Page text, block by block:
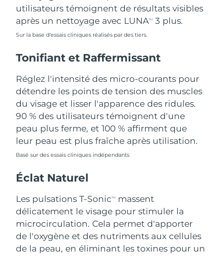
utilisateurs témoignent de résultats visibles
après un nettoyage avec LUNATM 3 plus.
Sur la base d'essais cliniques réalisés par des tiers.
Tonifiant et Raffermissant
Réglez l'intensité des micro-courants pour
détendre les points de tension des muscles
du visage et lisser l'apparence des ridules.
90 % des utilisateurs témoignent d'une
peau plus ferme, et 100 % affirment que
leur peau est plus fraîche après utilisation.
Basé sur des essais cliniques indépendants
Éclat Naturel
Les pulsations T-SonicTM
massent
délicatement le visage pour stimuler la
microcirculation. Cela permet d'apporter
de l'oxygène et des nutriments aux cellules
de la peau, en éliminant les toxines pour un
Philippines Livraison estimée
Porto Rico Livraison estimée8/14/26
Qatar Livraison estimée8/13/26
La Réunion Livraison estimée8/17/26
Russie
Arabie saoudite Livraison estimée
Singapour Livraison estimée
Slovaquie Livraison estimée 8/12/26